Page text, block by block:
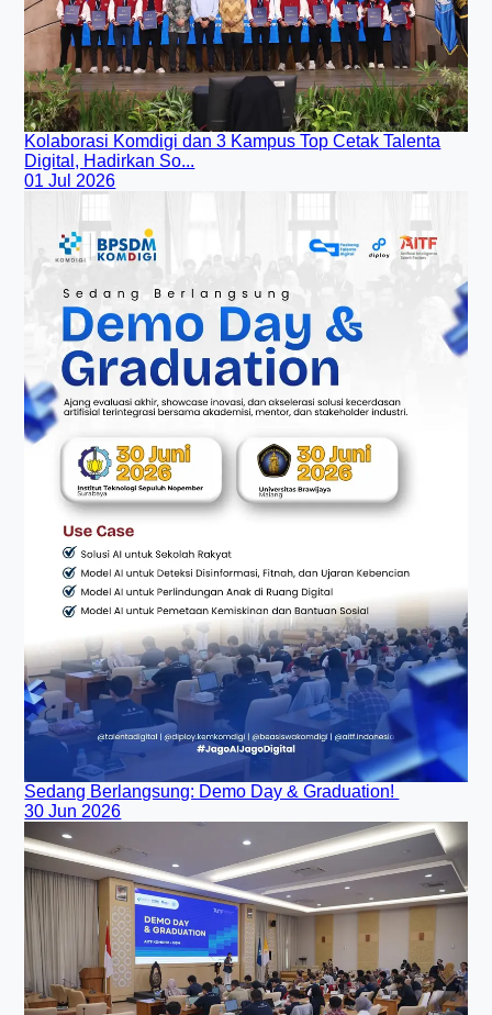
Kolaborasi Komdigi dan 3 Kampus Top Cetak Talenta
Digital, Hadirkan So...
01 Jul 2026
Sedang Berlangsung: Demo Day & Graduation!
30 Jun 2026